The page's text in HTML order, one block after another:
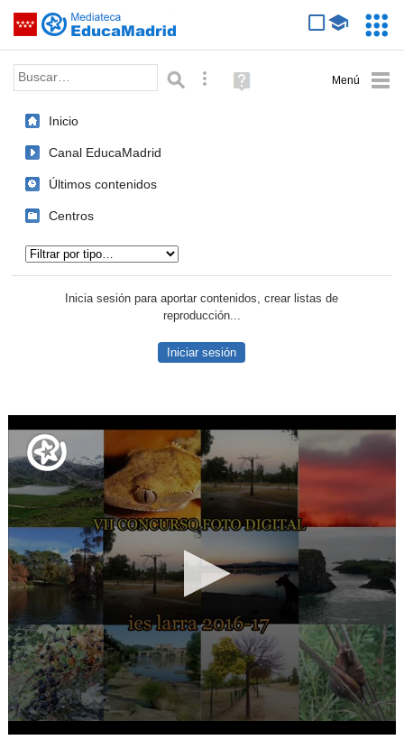
Saltar navegación
Palabra o frase: Búsqueda avanzada
Ayuda
(en
Inicio
Canal EducaMadrid
Últimos contenidos
Centros
Inicia sesión para aportar contenidos, crear listas de
reproducción...
Iniciar sesión